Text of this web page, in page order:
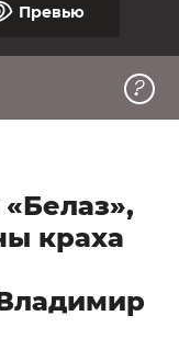
превью
Превью
краха